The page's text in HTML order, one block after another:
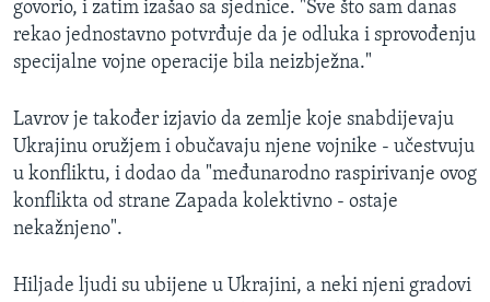
govorio, i zatim izašao sa sjednice. "Sve što sam danas
rekao jednostavno potvrđuje da je odluka i sprovođenju
specijalne vojne operacije bila neizbježna."
Lavrov je također izjavio da zemlje koje snabdijevaju
Ukrajinu oružjem i obučavaju njene vojnike - učestvuju
u konfliktu, i dodao da "međunarodno raspirivanje ovog
konflikta od strane Zapada kolektivno - ostaje
nekažnjeno".
Hiljade ljudi su ubijene u Ukrajini, a neki njeni gradovi